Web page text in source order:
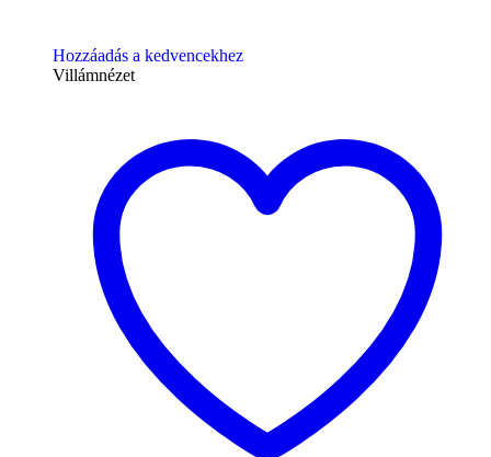
Hozzáadás a kedvencekhez
Villámnézet